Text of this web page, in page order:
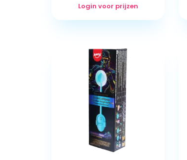
Login voor prijzen